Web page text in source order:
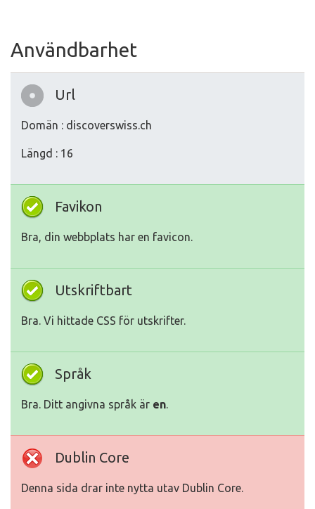
Användbarhet
Url
Domän : discoverswiss.ch
Längd : 16
Favikon
Bra, din webbplats har en favicon.
Utskriftbart
Bra. Vi hittade CSS för utskrifter.
Språk
Bra. Ditt angivna språk är en.
Dublin Core
Denna sida drar inte nytta utav Dublin Core.